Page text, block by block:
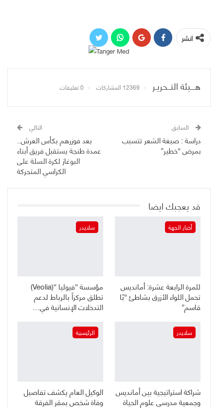
انشر
هـــيئة التــحريـر 12369 المشاركات 0 تعليقات
السابق
دراسة : صبغة الشعر تتسبب
بمرض “خطير”
التالي
بعد فوزرهم بكأس العرش..
عمدة طنجة يستقبل فريق أبناء
البوغاز لكرة السلة على
الكراسي المتحركة
قد يعجبك ايضا
أخبار الجهة
للمرة الرابعة عشرة: أمانديس
تحمل اللواء الأزرق بشاطئ “بّا
قاسم”
سلايدر
مؤسسة “فيوليا “(Veolia)
تطلق مركزاً بالرباط لدعم
التدخلات الإنسانية في…
سلايدر
شراكة استراتيجية بين أمانديس
وجمعية مدرسي علوم الحياة
الرئيسية
الوكيل العام يكشف تفاصيل
وفاة شخص بمقر الفرقة